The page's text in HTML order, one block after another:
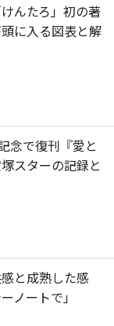
んたろ」初の著
に入る図表と解
念で復刊『愛と
スターの記録と
と成熟した感
ノートで」